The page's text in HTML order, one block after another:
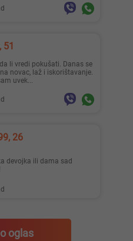
51
novac, laž i iskorištavanje.
uvek...
26
oglas